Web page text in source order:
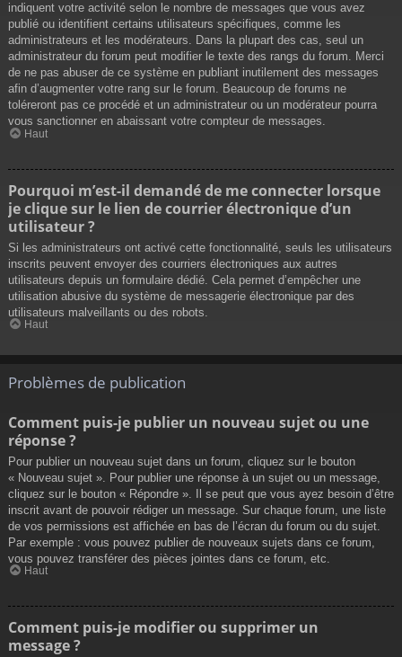
indiquent votre activité selon le nombre de messages que vous avez
publié ou identifient certains utilisateurs spécifiques, comme les
administrateurs et les modérateurs. Dans la plupart des cas, seul un
administrateur du forum peut modifier le texte des rangs du forum. Merci
de ne pas abuser de ce système en publiant inutilement des messages
afin d’augmenter votre rang sur le forum. Beaucoup de forums ne
toléreront pas ce procédé et un administrateur ou un modérateur pourra
vous sanctionner en abaissant votre compteur de messages.
Haut
Pourquoi m’est-il demandé de me connecter lorsque
je clique sur le lien de courrier électronique d’un
utilisateur ?
Si les administrateurs ont activé cette fonctionnalité, seuls les utilisateurs
inscrits peuvent envoyer des courriers électroniques aux autres
utilisateurs depuis un formulaire dédié. Cela permet d’empêcher une
utilisation abusive du système de messagerie électronique par des
utilisateurs malveillants ou des robots.
Haut
Problèmes de publication
Comment puis-je publier un nouveau sujet ou une
réponse ?
Pour publier un nouveau sujet dans un forum, cliquez sur le bouton
« Nouveau sujet ». Pour publier une réponse à un sujet ou un message,
cliquez sur le bouton « Répondre ». Il se peut que vous ayez besoin d’être
inscrit avant de pouvoir rédiger un message. Sur chaque forum, une liste
de vos permissions est affichée en bas de l’écran du forum ou du sujet.
Par exemple : vous pouvez publier de nouveaux sujets dans ce forum,
vous pouvez transférer des pièces jointes dans ce forum, etc.
Haut
Comment puis-je modifier ou supprimer un
message ?